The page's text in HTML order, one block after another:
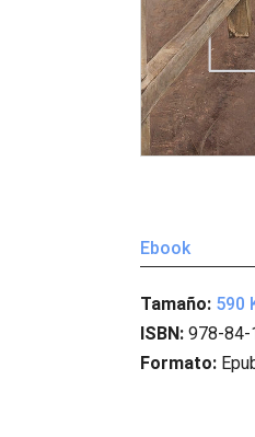
Ebook
Tamaño: 590
ISBN: 978-84-
Formato: